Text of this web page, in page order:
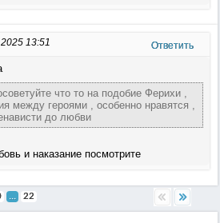
13:51 Ответить
что то на подобие Ферихи ,
между героями , особенно нравятся ,
до любви
и наказание посмотрите
... 22